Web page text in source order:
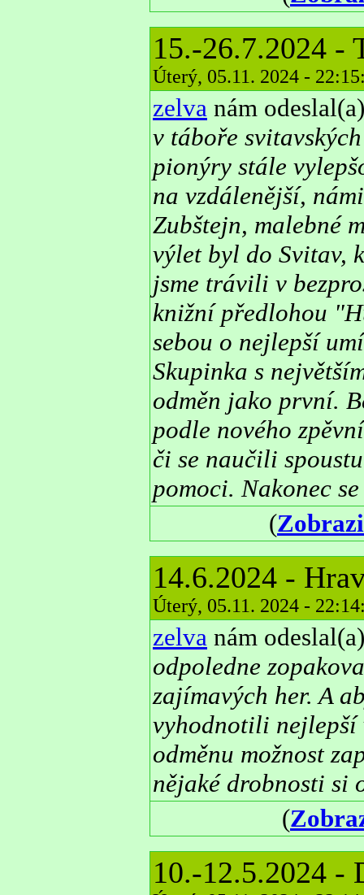
15.-26.7.2024 -
Úterý, 05.11. 2024 -
zelva nám
v táboře
pionýry stále
na vzdálenější,
Zubštejn, malebné
výlet byl do Svitav,
jsme trávili v
knižní předlohou
sebou o nejlepší
Skupinka s
odměn jako první.
podle nového
či se naučili
pomoci. Nakonec
(
14.6.2024 -
Úterý, 05.11. 2024 -
zelva nám
odpoledne
zajímavých her. A
vyhodnotili nejlepší
odměnu možnost
nějaké drobnosti si
(
10.-12.5.2024 -